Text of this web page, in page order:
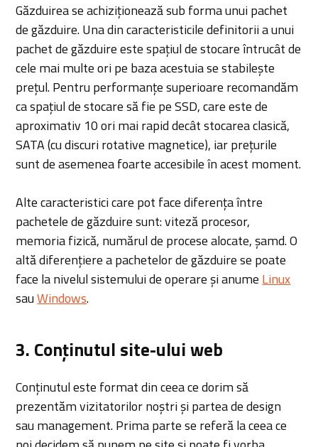
Găzduirea se achiziționează sub forma unui pachet
de găzduire. Una din caracteristicile definitorii a unui
pachet de găzduire este spațiul de stocare întrucât de
cele mai multe ori pe baza acestuia se stabilește
prețul. Pentru performanțe superioare recomandăm
ca spațiul de stocare să fie pe SSD, care este de
aproximativ 10 ori mai rapid decât stocarea clasică,
SATA (cu discuri rotative magnetice), iar prețurile
sunt de asemenea foarte accesibile în acest moment.
Alte caracteristici care pot face diferența între
pachetele de găzduire sunt: viteză procesor,
memoria fizică, numărul de procese alocate, șamd. O
altă diferențiere a pachetelor de găzduire se poate
face la nivelul sistemului de operare și anume Linux
sauWindows.
3. Conținutul site-ului web
Conținutul este format din ceea ce dorim să
prezentăm vizitatorilor noștri și partea de design
sau management. Prima parte se referă la ceea ce